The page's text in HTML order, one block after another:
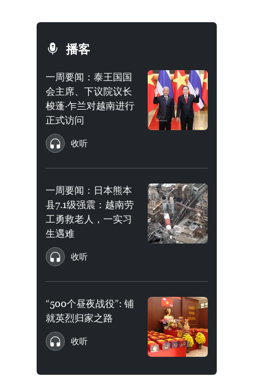
播客
一周要闻：泰王国国
会主席、下议院议长
梭蓬·乍兰对越南进行
正式访问
收听
一周要闻：日本熊本
县7.1级强震：越南劳
工勇救老人，一实习
生遇难
收听
“500个昼夜战役”: 铺
就英烈归家之路
收听